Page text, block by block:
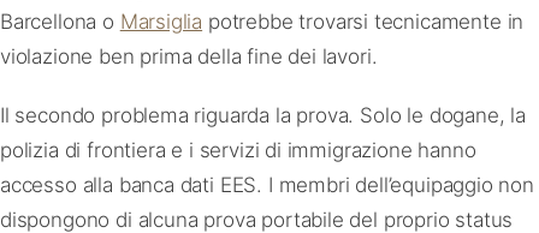
Barcellona o Marsiglia potrebbe trovarsi tecnicamente in
violazione ben prima della fine dei lavori.
Il secondo problema riguarda la prova. Solo le dogane, la
polizia di frontiera e i servizi di immigrazione hanno
accesso alla banca dati EES. I membri dell’equipaggio non
dispongono di alcuna prova portabile del proprio status